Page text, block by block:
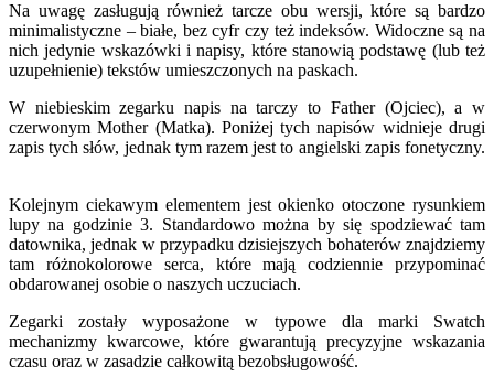
Na uwagę zasługują również tarcze obu wersji, które są bardzo
minimalistyczne – białe, bez cyfr czy też indeksów. Widoczne są na
nich jedynie wskazówki i napisy, które stanowią podstawę (lub też
uzupełnienie) tekstów umieszczonych na paskach.
W niebieskim zegarku napis na tarczy to Father (Ojciec), a w
czerwonym Mother (Matka). Poniżej tych napisów widnieje drugi
zapis tych słów, jednak tym razem jest to angielski zapis fonetyczny.
Kolejnym ciekawym elementem jest okienko otoczone rysunkiem
lupy na godzinie 3. Standardowo można by się spodziewać tam
datownika, jednak w przypadku dzisiejszych bohaterów znajdziemy
tam różnokolorowe serca, które mają codziennie przypominać
obdarowanej osobie o naszych uczuciach.
Zegarki zostały wyposażone w typowe dla marki Swatch
mechanizmy kwarcowe, które gwarantują precyzyjne wskazania
czasu oraz w zasadzie całkowitą bezobsługowość.